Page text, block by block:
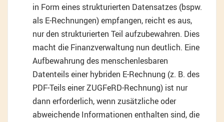
in Form eines strukturierten Datensatzes (bspw.
als E-Rechnungen) empfangen, reicht es aus,
nur den strukturierten Teil aufzubewahren. Dies
macht die Finanzverwaltung nun deutlich. Eine
Aufbewahrung des menschenlesbaren
Datenteils einer hybriden E-Rechnung (z. B. des
PDF-Teils einer ZUGFeRD-Rechnung) ist nur
dann erforderlich, wenn zusätzliche oder
abweichende Informationen enthalten sind, die